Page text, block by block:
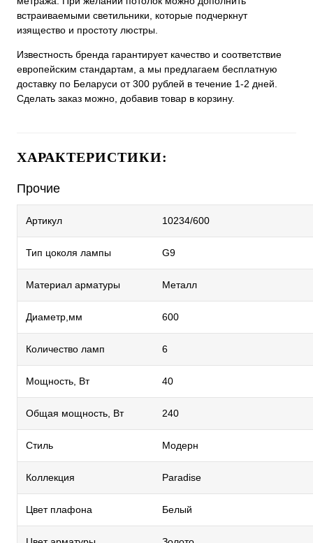
встраиваемыми светильники, которые подчеркнут
изящество и простоту люстры.
Известность бренда гарантирует качество и соответствие
европейским стандартам, а мы предлагаем бесплатную
доставку по Беларуси от 300 рублей в течение 1-2 дней.
Сделать заказ можно, добавив товар в корзину.
ХАРАКТЕРИСТИКИ:
Прочие
Артикул 10234/600
Тип цоколя лампы G9
Материал арматуры Металл
Диаметр,мм 600
Количество ламп 6
Мощность, Вт 40
Общая мощность, Вт 240
Стиль Модерн
Коллекция Paradise
Цвет плафона Белый